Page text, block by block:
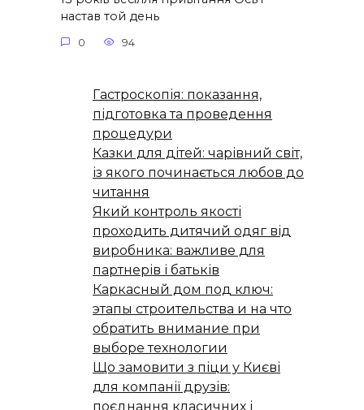
настав той день
0 94
Гастроскопія: показання,
підготовка та проведення
процедури
Казки для дітей: чарівний світ,
із якого починається любов до
читання
Який контроль якості
проходить дитячий одяг від
виробника: важливе для
партнерів і батьків
Каркасный дом под ключ:
этапы строительства и на что
обратить внимание при
выборе технологии
Що замовити з піци у Києві
для компанії друзів:
поєднання класичних і